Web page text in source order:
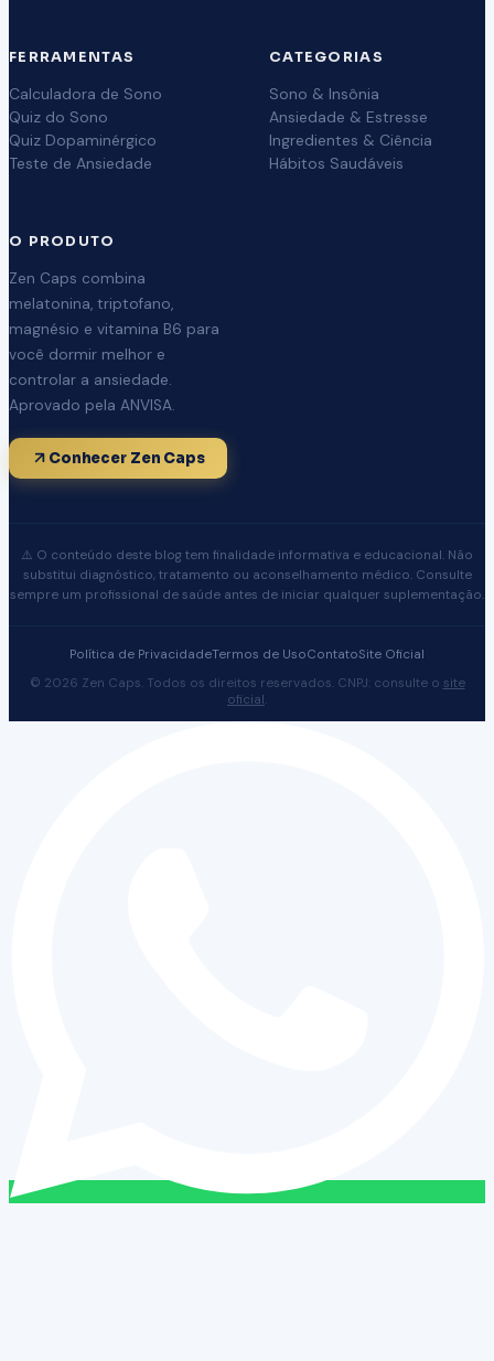
FERRAMENTAS
Calculadora de Sono
Quiz do Sono
Quiz Dopaminérgico
Teste de Ansiedade
CATEGORIAS
Sono & Insônia
Ansiedade & Estresse
Ingredientes & Ciência
Hábitos Saudáveis
O PRODUTO
Zen Caps combina
melatonina, triptofano,
magnésio e vitamina B6 para
você dormir melhor e
controlar a ansiedade.
Aprovado pela ANVISA.
Conhecer Zen Caps
⚠️ O conteúdo deste blog tem finalidade informativa e educacional. Não
substitui diagnóstico, tratamento ou aconselhamento médico. Consulte
sempre um profissional de saúde antes de iniciar qualquer suplementação.
Política de PrivacidadeTermos de UsoContatoSite Oficial
© 2026 Zen Caps. Todos os direitos reservados. CNPJ: consulte o site
oficial.